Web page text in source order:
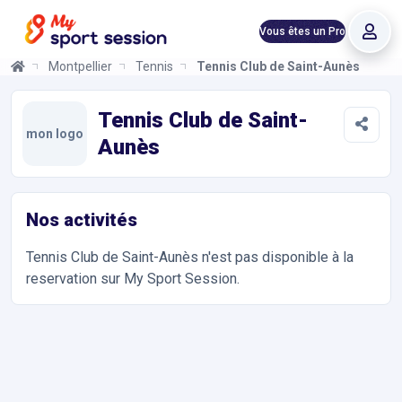
Vous êtes un Pro
Montpellier Tennis Tennis Club de Saint-Aunès
mon logo
Tennis Club de Saint-
Aunès
Nos activités
Tennis Club de Saint-Aunès n'est pas disponible à la
reservation sur My Sport Session.